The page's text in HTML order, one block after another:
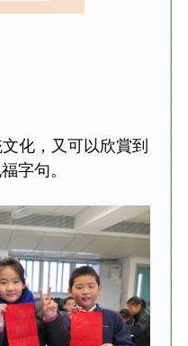
化，又可以欣賞到
字句。